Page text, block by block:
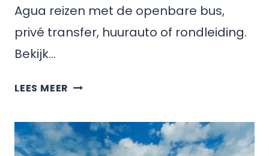
Agua reizen met de openbare bus,
privé transfer, huurauto of rondleiding.
Bekijk…
LEES MEER HOE
VAN
OAXACA